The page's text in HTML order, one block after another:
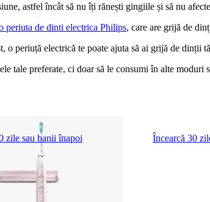
astfel încât să nu îți rănești gingiile și să nu
periuta de dinti electrica Philips, care are grijă de
periuță electrică te poate ajuta să ai grijă de dinții
tale preferate, ci doar să le consumi în alte moduri
zile sau banii înapoi Încearcă 30